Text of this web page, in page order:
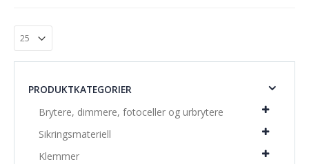
PRODUKTKATEGORIER
Brytere, dimmere, fotoceller og urbrytere
Sikringsmateriell
Klemmer